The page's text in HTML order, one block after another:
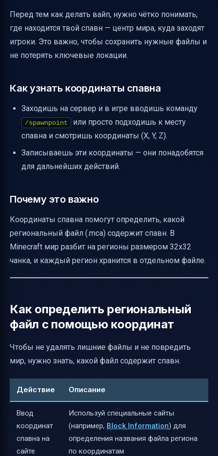
Перед тем как делать вайп, нужно чётко понимать,
где находится твой спавн — центр мира, куда заходят
игроки. Это важно, чтобы сохранить нужные файлы и
не потерять ключевые локации.
Как узнать координаты спавна
Заходишь на сервер и в игре вводишь команду
/spawnpoint
или просто подходишь к месту
спавна и смотришь координаты (X, Y, Z).
Записываешь эти координаты — они понадобятся
для дальнейших действий.
Почему это важно
Координаты спавна помогут определить, какой
региональный файл (.mca) содержит спавн. В
Minecraft мир разбит на регионы размером 32x32
чанка, и каждый регион хранится в отдельном файле.
Как определить региональный
файл с помощью координат
Чтобы не удалять лишние файлы и не повредить
мир, нужно знать, какой файл содержит спавн.
Действие Описание
Ввод
координат
спавна на
сайте
Используй специальные сайты
(например, Block Information) для
определения названия файла региона
по координатам